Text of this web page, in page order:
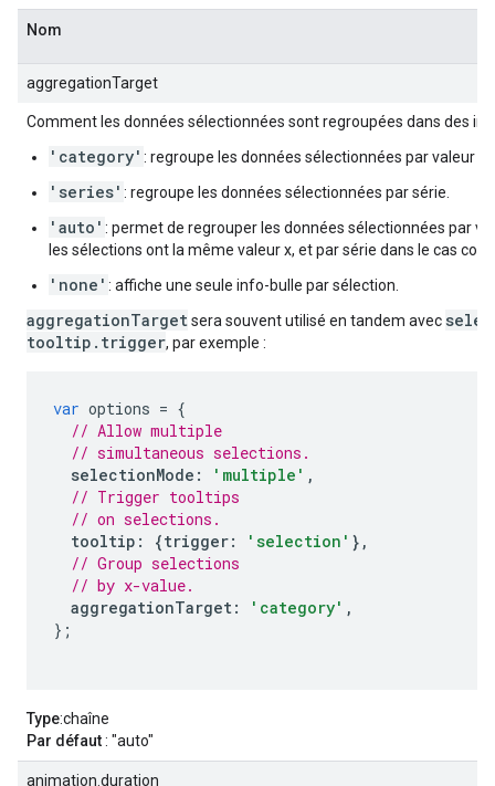
Nom
aggregationTarget
Comment les données sélectionnées sont regroupées dans des
'category' : regroupe les données sélectionnées par valeur x.
'series' : regroupe les données sélectionnées par série.
'auto' : permet de regrouper les données sélectionnées par
les sélections ont la même valeur x, et par série dans le cas
'none' : affiche une seule info-bulle par sélection.
aggregationTargetsera souvent utilisé en tandem avec
tooltip.trigger, par exemple :
var options = {
// Allow multiple
// simultaneous selections.
selectionMode : 'multiple' ,
// Trigger tooltips
// on selections.
tooltip : {trigger: 'selection' },
// Group selections
// by x-value.
aggregationTarget: 'category' ,
};
Type:chaîne
Par défaut: "auto"
animation.duration